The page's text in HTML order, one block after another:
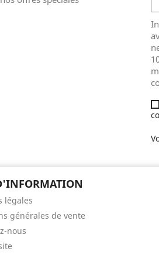
légales
générales de vente
nous